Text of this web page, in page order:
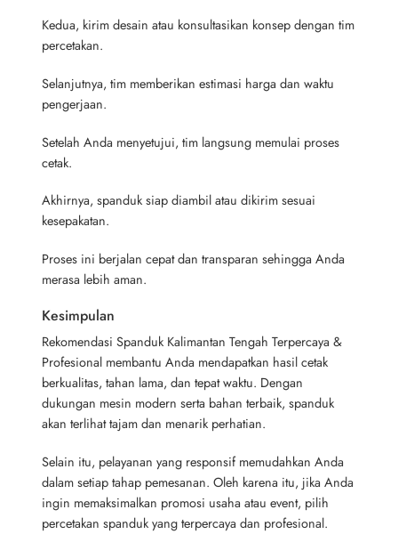
Kedua, kirim desain atau konsultasikan konsep dengan tim
percetakan.
Selanjutnya, tim memberikan estimasi harga dan waktu
pengerjaan.
Setelah Anda menyetujui, tim langsung memulai proses
cetak.
Akhirnya, spanduk siap diambil atau dikirim sesuai
kesepakatan.
Proses ini berjalan cepat dan transparan sehingga Anda
merasa lebih aman.
Kesimpulan
Rekomendasi Spanduk Kalimantan Tengah Terpercaya &
Profesional membantu Anda mendapatkan hasil cetak
berkualitas, tahan lama, dan tepat waktu. Dengan
dukungan mesin modern serta bahan terbaik, spanduk
akan terlihat tajam dan menarik perhatian.
Selain itu, pelayanan yang responsif memudahkan Anda
dalam setiap tahap pemesanan. Oleh karena itu, jika Anda
ingin memaksimalkan promosi usaha atau event, pilih
percetakan spanduk yang terpercaya dan profesional.